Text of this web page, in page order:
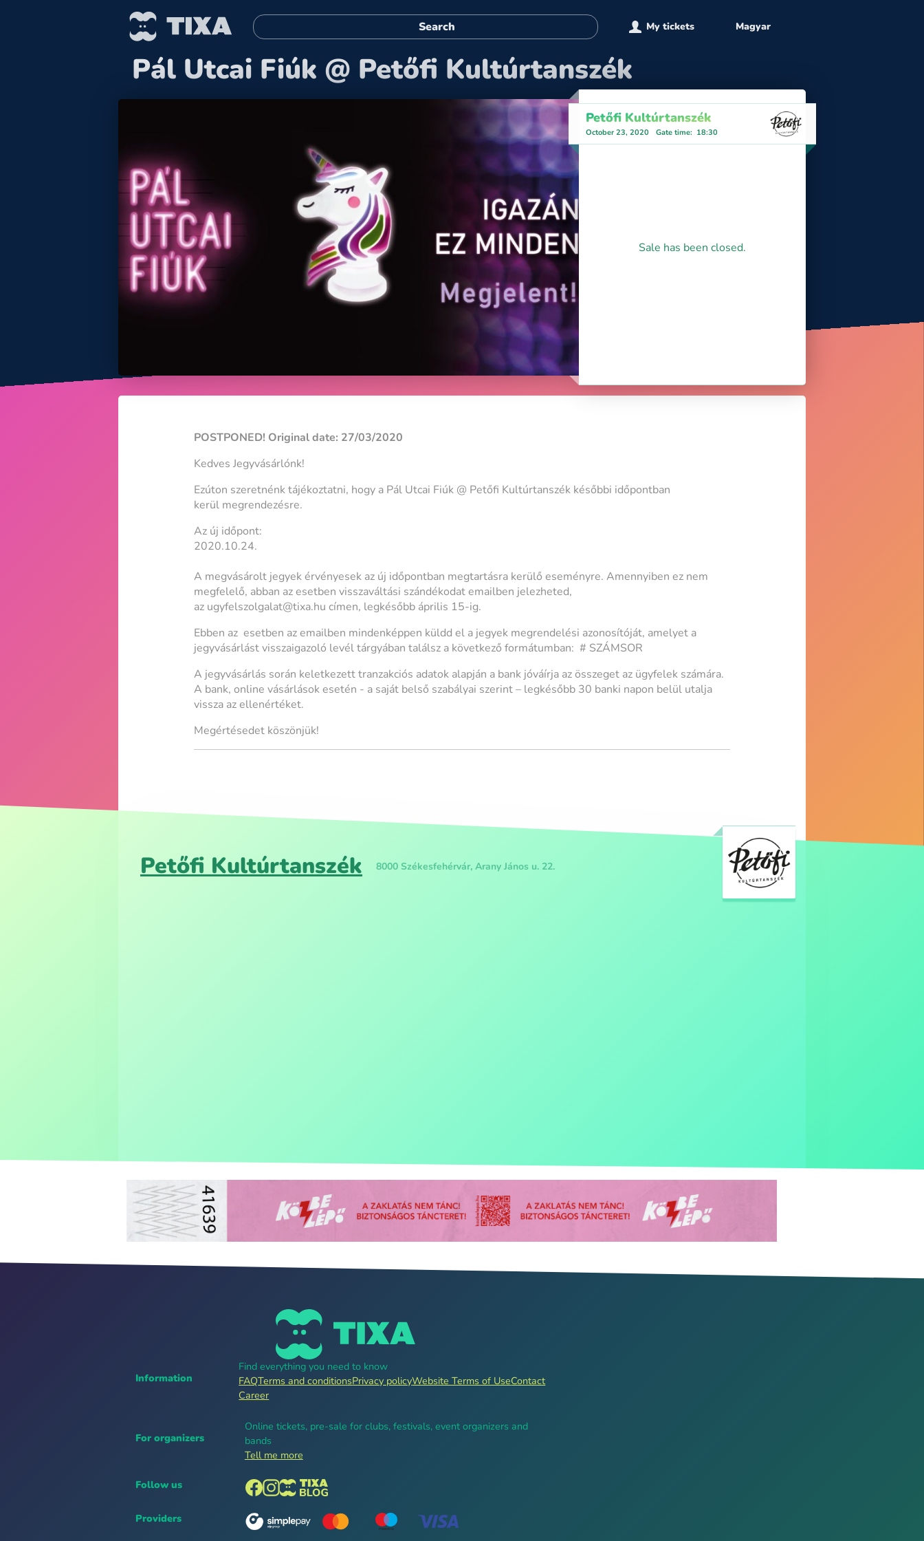
My tickets Magyar
Pál Utcai Fiúk @ Petőfi Kultúrtanszék
Petőfi Kultúrtanszék
October 23, 2020 Gate time: 18:30
Sale has been closed.
POSTPONED! Original date: 27/03/2020
Kedves Jegyvásárlónk!
Ezúton szeretnénk tájékoztatni, hogy a Pál Utcai Fiúk @ Petőfi Kultúrtanszék későbbi időpontban
kerül megrendezésre.
Az új időpont:
2020.10.24.
A megvásárolt jegyek érvényesek az új időpontban megtartásra kerülő eseményre. Amennyiben ez nem
megfelelő, abban az esetben visszaváltási szándékodat emailben jelezheted,
az ugyfelszolgalat@tixa.hu címen, legkésőbb április 15-ig.
Ebben az esetben az emailben mindenképpen küldd el a jegyek megrendelési azonosítóját, amelyet a
jegyvásárlást visszaigazoló levél tárgyában találsz a következő formátumban: # SZÁMSOR
A jegyvásárlás során keletkezett tranzakciós adatok alapján a bank jóváírja az összeget az ügyfelek számára.
A bank, online vásárlások esetén - a saját belső szabályai szerint – legkésőbb 30 banki napon belül utalja
vissza az ellenértéket.
Megértésedet köszönjük!
Petőfi Kultúrtanszék 8000 Székesfehérvár, Arany János u. 22.
Information
Find everything you need to know
FAQTerms and conditionsPrivacy policyWebsite Terms of UseContact
Career
For organizers
Online tickets, pre-sale for clubs, festivals, event organizers and
bands
Tell me more
Follow us
Providers